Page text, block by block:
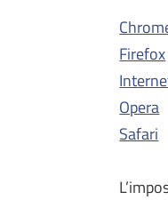
Firefox
Opera
Safari